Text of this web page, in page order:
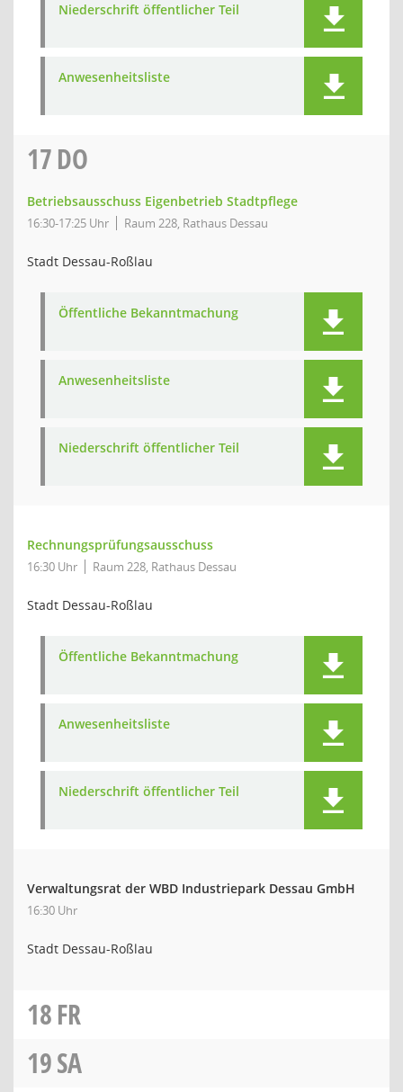
Niederschrift öffentlicher Teil
Anwesenheitsliste
17DO
Betriebsausschuss Eigenbetrieb Stadtpflege
16:30-17:25 Uhr Raum 228, Rathaus Dessau
Stadt Dessau-Roßlau
Öffentliche Bekanntmachung
Anwesenheitsliste
Niederschrift öffentlicher Teil
Rechnungsprüfungsausschuss
16:30 Uhr Raum 228, Rathaus Dessau
Stadt Dessau-Roßlau
Öffentliche Bekanntmachung
Anwesenheitsliste
Niederschrift öffentlicher Teil
Verwaltungsrat der WBD Industriepark Dessau GmbH
16:30 Uhr
Stadt Dessau-Roßlau
18FR
19SA